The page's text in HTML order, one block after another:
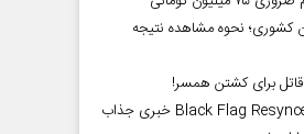
کشوری؛ نحوه مشاهده نتیجه
برای کشتن همسر!
بازگشت Black Flag Resynced خبری جذاب